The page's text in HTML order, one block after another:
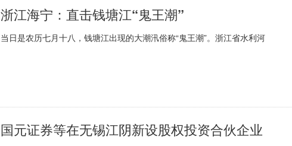
浙江海宁：直击钱塘江“鬼王潮”
当日是农历七月十八，钱塘江出现的大潮汛俗称“鬼王潮”。浙江省水利河
国元证券等在无锡江阴新设股权投资合伙企业